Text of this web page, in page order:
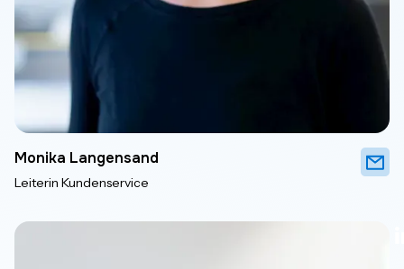
Monika Langensand
Leiterin Kundenservice